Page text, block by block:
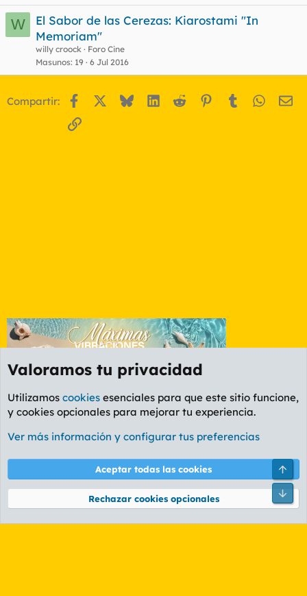
W
El Sabor de las Cerezas: Kiarostami "In
Memoriam"
willy croock
Foro Cine
Masunos 19 6 Jul 2016
Compartir: Facebook BlueskyLinkedIn
Reddit Pinterest
Tumblr
Enlace
Foro General
Cookies
PL OLDSTYLE AMARILLO
Términos y reglas Política de privacidad Ayuda
Community platform by XenForo® © 2010-2026 XenForo Ltd.
Valoramos tu privacidad
Utilizamos cookies esenciales para que este sitio funcione,
y cookies opcionales para mejorar tu experiencia.
Ver más información y configurar tus preferencias
Aceptar todas las cookies
Rechazar cookies opcionales
Pie